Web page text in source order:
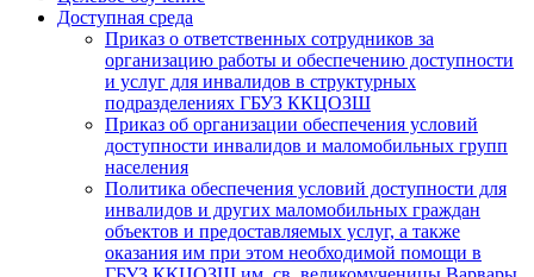
Доступная среда
Приказ о ответственных сотрудников за
организацию работы и обеспечению доступности
и услуг для инвалидов в структурных
подразделениях ГБУЗ ККЦОЗШ
Приказ об организации обеспечения условий
доступности инвалидов и маломобильных групп
населения
Политика обеспечения условий доступности для
инвалидов и других маломобильных граждан
объектов и предоставляемых услуг, а также
оказания им при этом необходимой помощи в